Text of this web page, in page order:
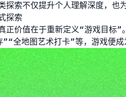
探索不仅提升个人理解深度，也
探索
正价值在于重新定义“游戏目标
全地图艺术打卡”等，游戏便成